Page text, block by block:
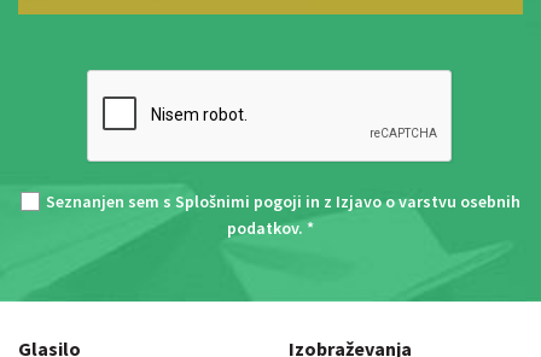
Seznanjen sem s Splošnimi pogoji in z Izjavo o varstvu osebnih
podatkov. *
Glasilo
Izobraževanja